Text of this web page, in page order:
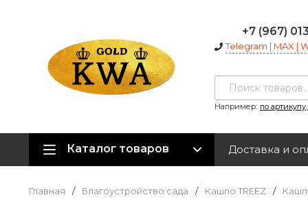
+7 (967)
Telegram | MAX |
Например: по
Каталог товаров Доставка и
Главная / Благоустройство сада / Кашпо TREEZ /